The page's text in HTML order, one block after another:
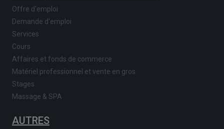
Offre d'emploi
Demande d'emploi
Services
Cours
Affaires et fonds de commerce
Matériel professionnel et vente en gros
Stages
Massage & SPA
AUTRES